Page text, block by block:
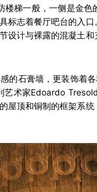
楼梯一般，一侧是金
标志着餐厅吧台的入
设计与裸露的混凝土
的石膏墙，更装饰着
术家Edoardo
屋顶和铜制的框架系